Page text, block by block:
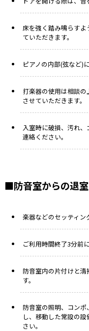
床を強く踏み鳴らす
ていただきます。
ピアノの内部(弦など)
打楽器の使用は相談
させていただきます。
入室時に破損、汚れ
連絡ください。
■防音室からの退
楽器などのセッティン
ご利用時間終了3分前
防音室内の片付けと
す。
防音室の照明、コン
し、移動した常設の
さい。